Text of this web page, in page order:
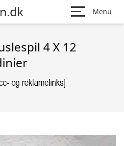
Menu
4 X 12